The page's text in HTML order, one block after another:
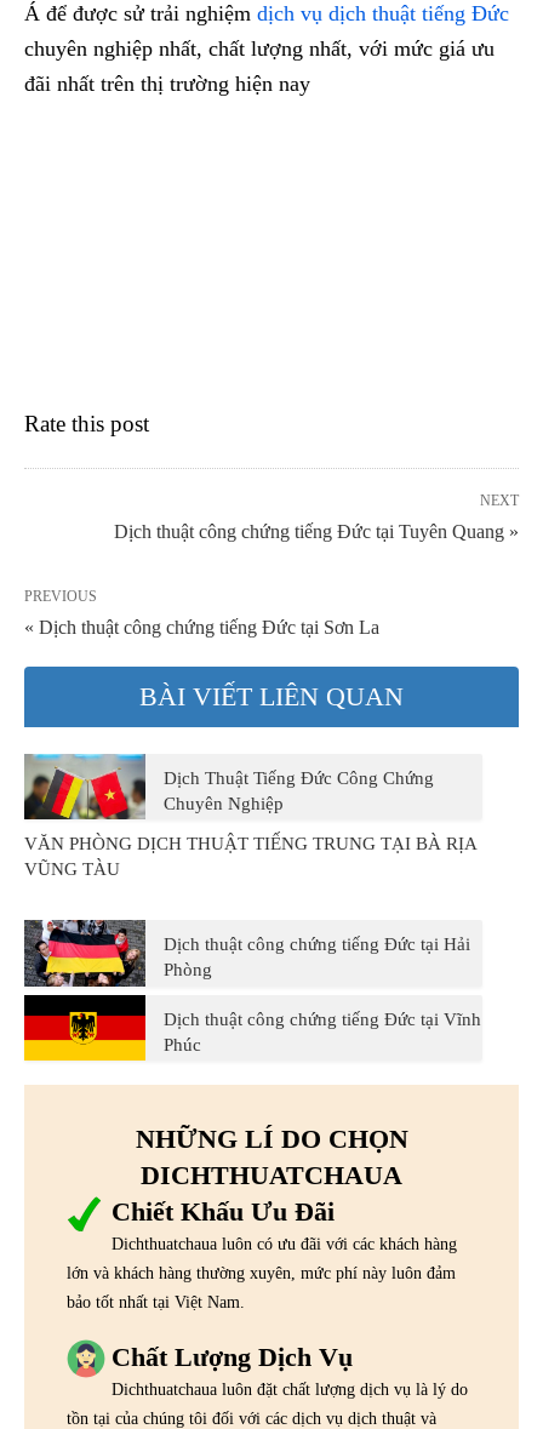
Á để được sử trải nghiệm dịch vụ dịch thuật tiếng Đức
chuyên nghiệp nhất, chất lượng nhất, với mức giá ưu
đãi nhất trên thị trường hiện nay
Rate this post
NEXT
Dịch thuật công chứng tiếng Đức tại Tuyên Quang »
PREVIOUS
« Dịch thuật công chứng tiếng Đức tại Sơn La
BÀI VIẾT LIÊN QUAN
Dịch Thuật Tiếng Đức Công Chứng
Chuyên Nghiệp
VĂN PHÒNG DỊCH THUẬT TIẾNG TRUNG TẠI BÀ RỊA
VŨNG TÀU
Dịch thuật công chứng tiếng Đức tại Hải
Phòng
Dịch thuật công chứng tiếng Đức tại Vĩnh
Phúc
NHỮNG LÍ DO CHỌN
DICHTHUATCHAUA
Chiết Khấu Ưu Đãi
Dichthuatchaua luôn có ưu đãi với các khách hàng
lớn và khách hàng thường xuyên, mức phí này luôn đảm
bảo tốt nhất tại Việt Nam.
Chất Lượng Dịch Vụ
Dichthuatchaua luôn đặt chất lượng dịch vụ là lý do
tồn tại của chúng tôi đối với các dịch vụ dịch thuật và